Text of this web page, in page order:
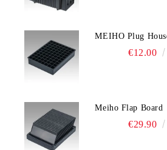
MEIHO Plug
€12.00
Meiho Flap Board
€29.90